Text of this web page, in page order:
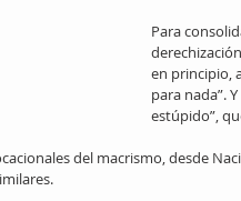
Para
en principio,
para nada”.
estúpido”,
del macrismo, desde